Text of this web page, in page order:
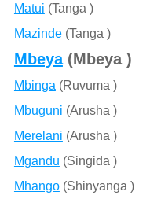
Matui (Tanga )
Mazinde(Tanga )
Mbeya(Mbeya )
Mbinga (Ruvuma )
Mbuguni (Arusha )
Merelani (Arusha )
Mgandu (Singida )
Mhango(Shinyanga )